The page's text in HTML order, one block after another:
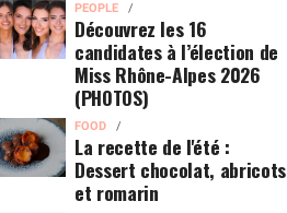
PEOPLE
Découvrez les 16
candidates à l’élection de
Miss Rhône-Alpes 2026
(PHOTOS)
FOOD
La recette de l'été :
Dessert chocolat, abricots
et romarin